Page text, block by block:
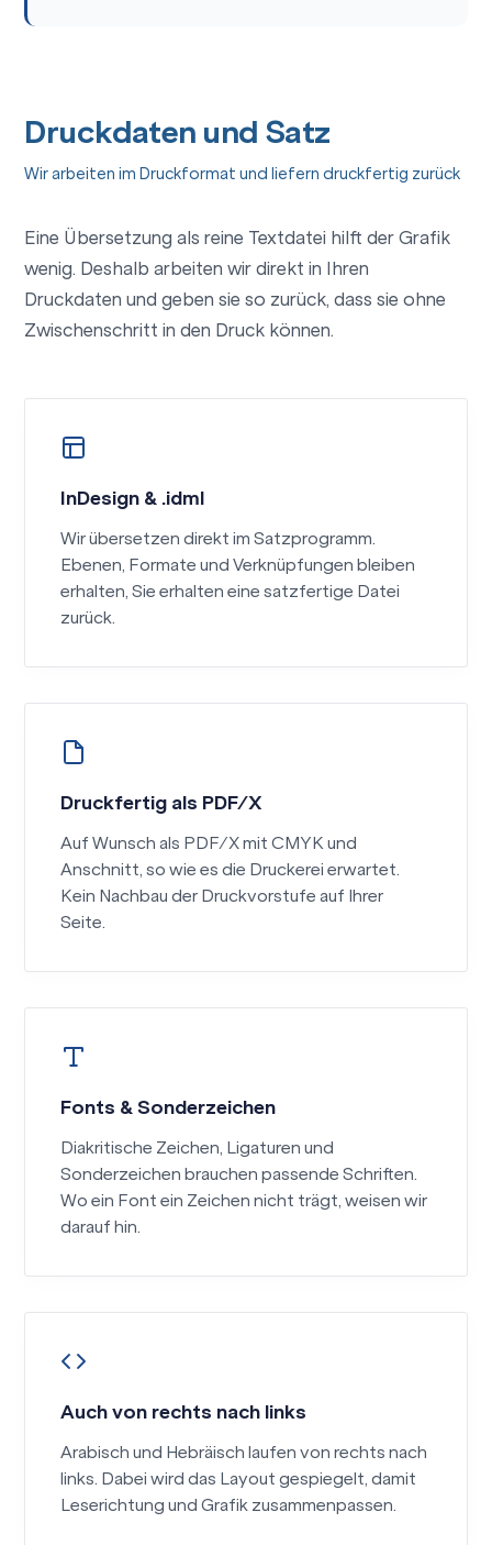
Druckdaten und Satz
Wir arbeiten im Druckformat und liefern druckfertig zurück
Eine Übersetzung als reine Textdatei hilft der Grafik
wenig. Deshalb arbeiten wir direkt in Ihren
Druckdaten und geben sie so zurück, dass sie ohne
Zwischenschritt in den Druck können.
InDesign & .idml
Wir übersetzen direkt im Satzprogramm.
Ebenen, Formate und Verknüpfungen bleiben
erhalten, Sie erhalten eine satzfertige Datei
zurück.
Druckfertig als PDF/X
Auf Wunsch als PDF/X mit CMYK und
Anschnitt, so wie es die Druckerei erwartet.
Kein Nachbau der Druckvorstufe auf Ihrer
Seite.
Fonts & Sonderzeichen
Diakritische Zeichen, Ligaturen und
Sonderzeichen brauchen passende Schriften.
Wo ein Font ein Zeichen nicht trägt, weisen wir
darauf hin.
Auch von rechts nach links
Arabisch und Hebräisch laufen von rechts nach
links. Dabei wird das Layout gespiegelt, damit
Leserichtung und Grafik zusammenpassen.